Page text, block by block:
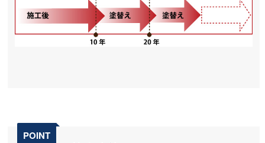
POINT